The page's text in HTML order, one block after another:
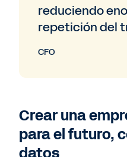
reduciendo
repetición del
CFO
Crear una
para el futuro,